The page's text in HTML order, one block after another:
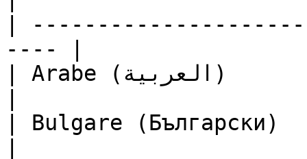
|
---- |
| Arabe (العربية)
| Bulgare (Български)